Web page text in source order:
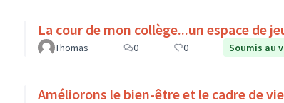
La cour de mon collège...un espace de
Thomas 0 0 Soumis au
Améliorons le bien-être et le cadre de